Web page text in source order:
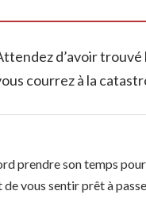
d’avoir trouvé
courrez à la
prendre son temps
de vous sentir prêt à